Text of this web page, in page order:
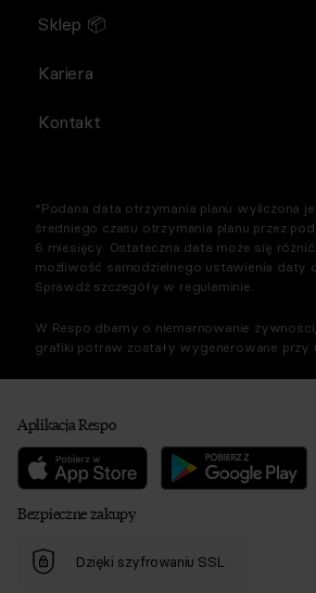
Sklep 📦
Kariera
Kontakt
*Podana data otrzymania planu wyliczona
średniego czasu otrzymania planu przez
6 miesięcy. Ostateczna data może się
możliwość samodzielnego ustawienia daty
Sprawdź szczegóły w regulaminie.
W Respo dbamy o niemarnowanie
grafiki potraw zostały wygenerowane przy
Aplikacja Respo
Bezpieczne zakupy
Dzięki szyfrowaniu SSL